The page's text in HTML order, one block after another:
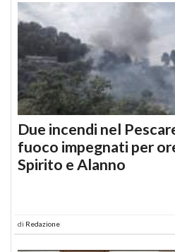
Due incendi nel
fuoco impegnati per
Spirito e Alanno
di Redazione